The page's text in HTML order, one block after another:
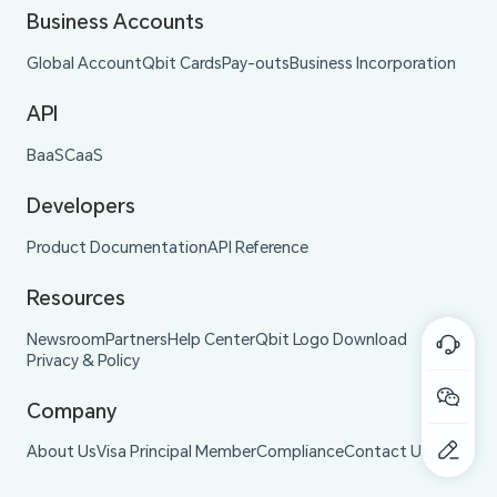
Business Accounts
Global AccountQbit CardsPay-outsBusiness Incorporation
API
BaaSCaaS
Developers
Product DocumentationAPI Reference
Resources
NewsroomPartnersHelp CenterQbit Logo Download
Privacy & Policy
Company
About UsVisa Principal MemberComplianceContact Us